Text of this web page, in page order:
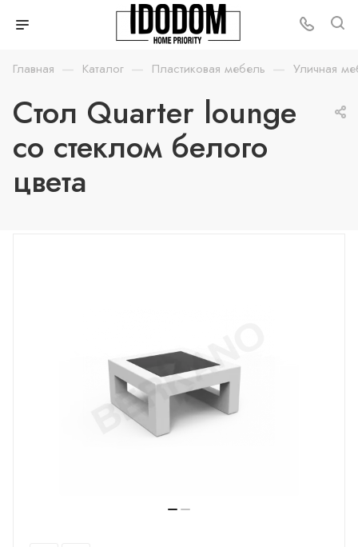
Главная — Каталог — Пластиковая мебель — Уличная
Стол Quarter lounge
со стеклом белого
цвета